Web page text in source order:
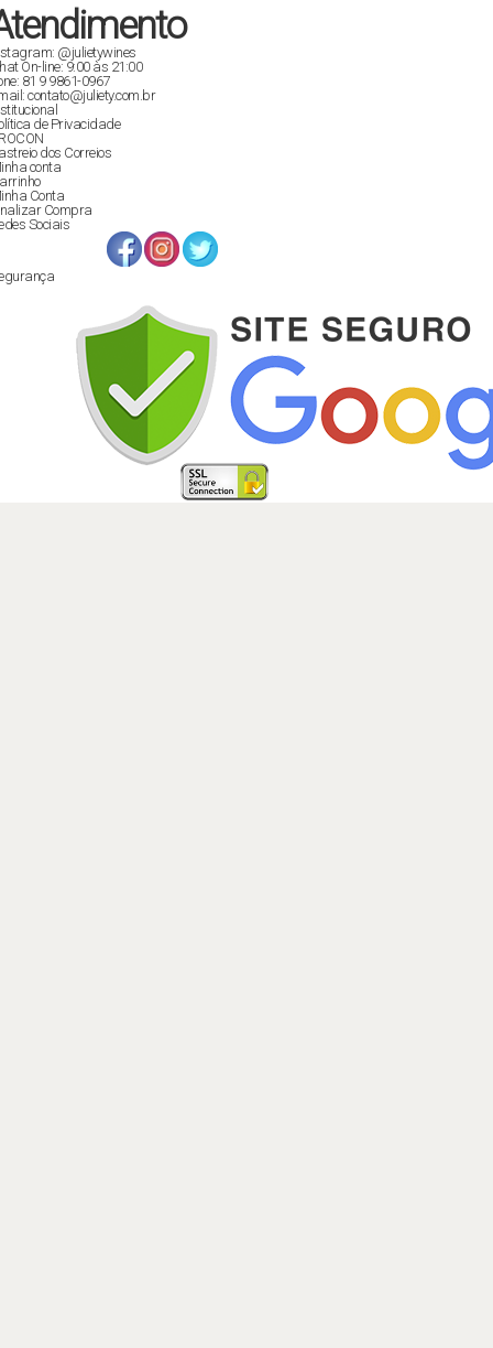
@julietywines
On-line: 9:00 às 21:00
81 9 9861-0967
contato@juliety.com.br
de Privacidade
dos Correios
conta
Conta
Compra
Sociais